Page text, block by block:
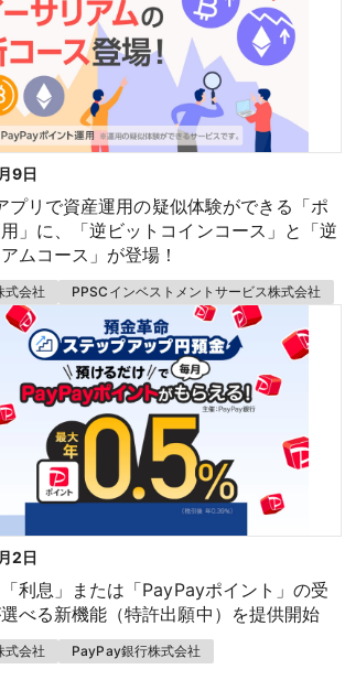
9日
プリで資産運用の疑似体験ができる「ポ
」に、「逆ビットコインコース」と「逆
ムコース」が登場！
式会社 PPSCインベストメントサービス株式会社
2日
利息」または「PayPayポイント」の受
べる新機能（特許出願中）を提供開始
式会社 PayPay銀行株式会社